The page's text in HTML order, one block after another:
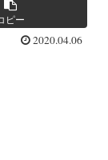
ピー
2020.04.06